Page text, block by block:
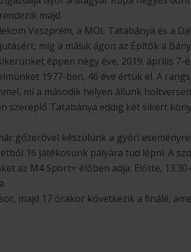
majd.
Veszprém, a MOL Tatabánya és a
míg a másik ágon az Építők a
éppen négy éve, 2019. április
1977-ben, 46 éve értük el. A
mi a második helyen állunk
szereplő Tatabánya eddig két sikert
gőzerővel készülünk a győri
16 játékosunk pályára tud lépni. A
az M4 Sport+ élőben adja. Előtte,
majd 17 órakor következik a finálé,